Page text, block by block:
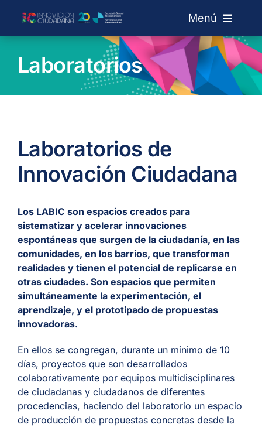
content
Menú
Sobre IC
Laboratórios
Rede de Laboratórios
Blog
Search
for:
PT
Laboratorios
Laboratorios de
Innovación Ciudadana
Los LABIC son espacios creados para
sistematizar y acelerar innovaciones
espontáneas que surgen de la ciudadanía, en las
comunidades, en los barrios, que transforman
realidades y tienen el potencial de replicarse en
otras ciudades. Son espacios que permiten
simultáneamente la experimentación, el
aprendizaje, y el prototipado de propuestas
innovadoras.
En ellos se congregan, durante un mínimo de 10
días, proyectos que son desarrollados
colaborativamente por equipos multidisciplinares
de ciudadanas y ciudadanos de diferentes
procedencias, haciendo del laboratorio un espacio
de producción de propuestas concretas desde la